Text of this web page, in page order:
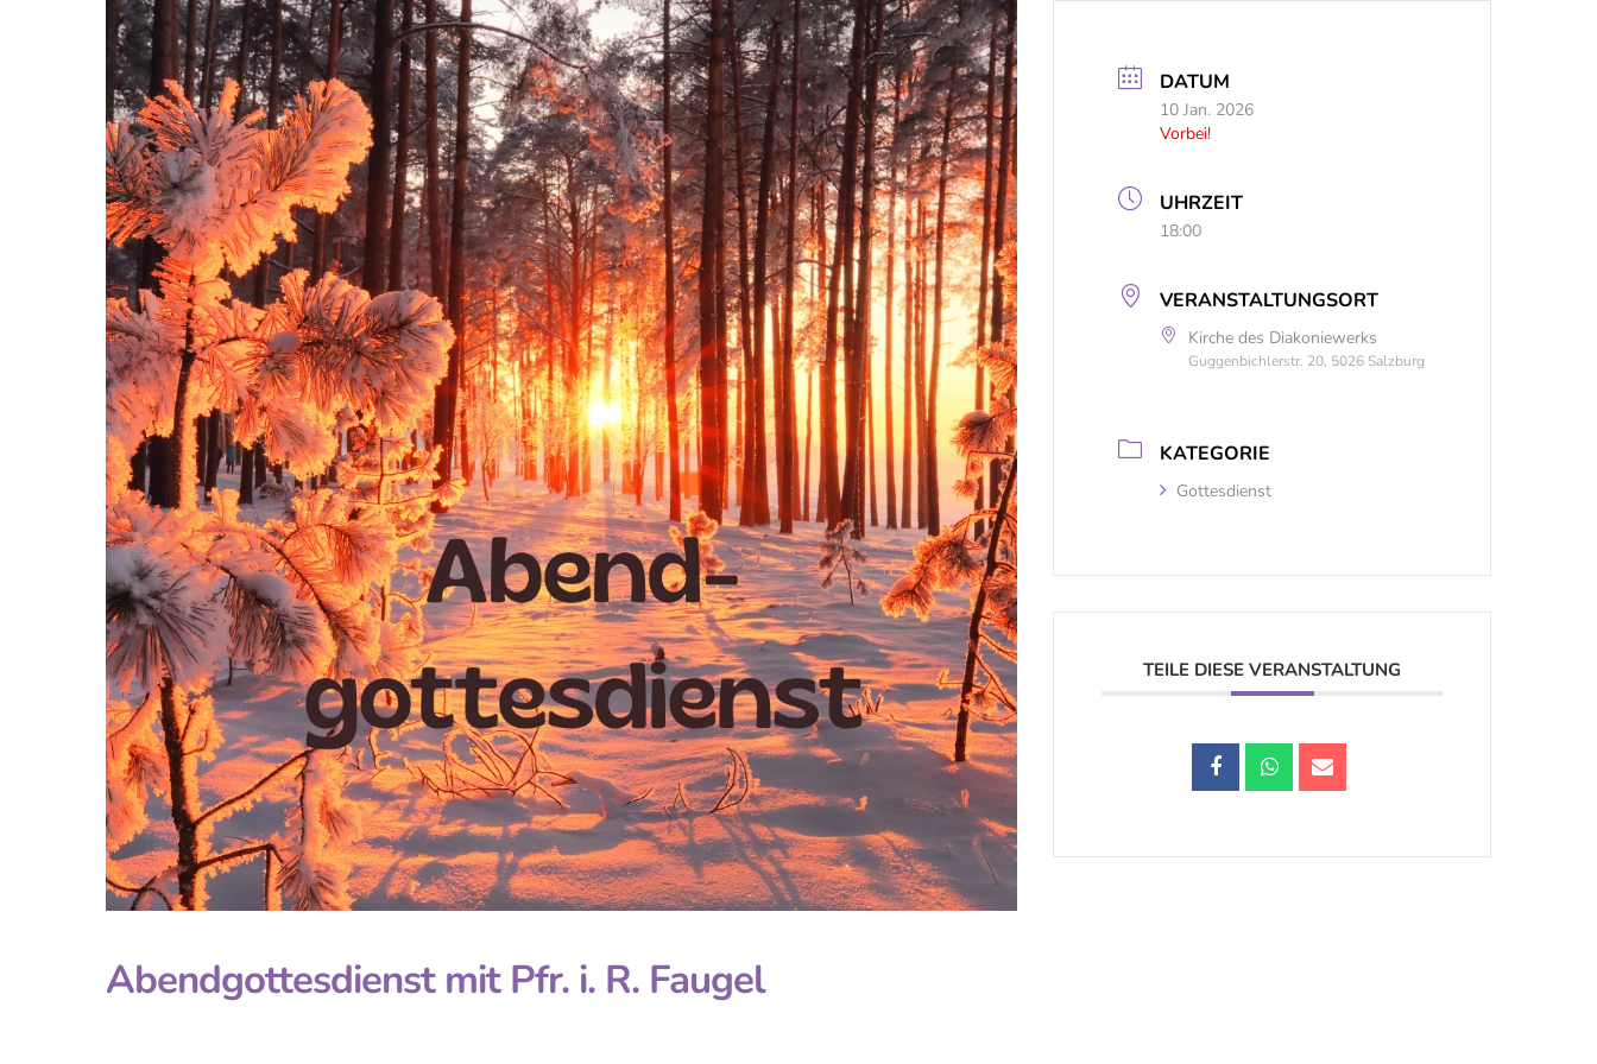
Abendgottesdienst mit Pfr. i. R. Faugel
DATUM
10 Jan. 2026
Vorbei!
UHRZEIT
18:00
VERANSTALTUNGSORT
Kirche des Diakoniewerks
Guggenbichlerstr. 20, 5026 Salzburg
KATEGORIE
Gottesdienst
TEILE DIESE VERANSTALTUNG